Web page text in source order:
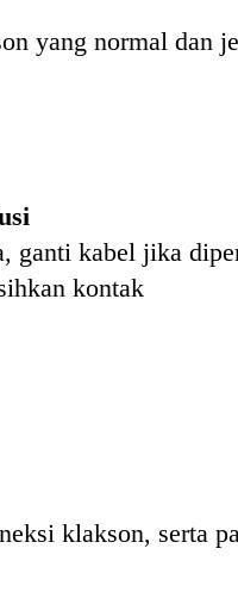
yang normal dan
ganti kabel jika
kontak
klakson, serta